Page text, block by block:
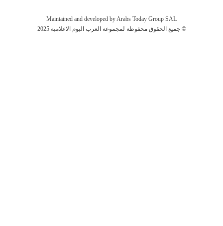
Maintained and developed by Arabs Today Group SAL
جميع الحقوق محفوظة لمجموعة العرب اليوم الاعلامية 2025 ©